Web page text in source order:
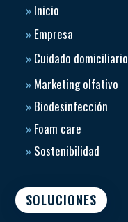
» Inicio
» Empresa
» Cuidado domiciliario
» Marketing olfativo
» Biodesinfección
» Foam care
» Sostenibilidad
SOLUCIONES